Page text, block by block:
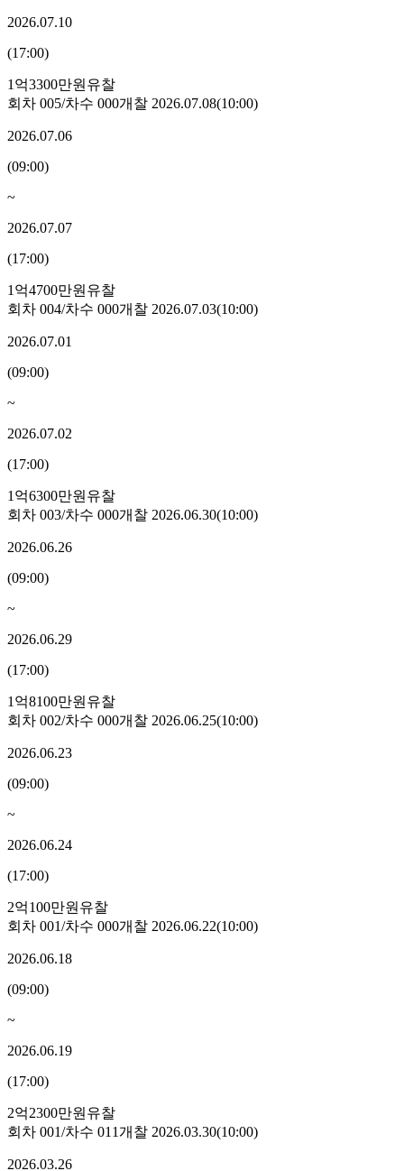
2026.07.10
(17:00)
1억3300만원 유찰
회차 005/차수 000개찰 2026.07.08(10:00)
2026.07.06
(09:00)
~
2026.07.07
(17:00)
1억4700만원 유찰
회차 004/차수 000개찰 2026.07.03(10:00)
2026.07.01
(09:00)
~
2026.07.02
(17:00)
1억6300만원 유찰
회차 003/차수 000개찰 2026.06.30(10:00)
2026.06.26
(09:00)
~
2026.06.29
(17:00)
1억8100만원 유찰
회차 002/차수 000개찰 2026.06.25(10:00)
2026.06.23
(09:00)
~
2026.06.24
(17:00)
2억100만원 유찰
회차 001/차수 000개찰 2026.06.22(10:00)
2026.06.18
(09:00)
~
2026.06.19
(17:00)
2억2300만원 유찰
회차 001/차수 011개찰 2026.03.30(10:00)
2026.03.26